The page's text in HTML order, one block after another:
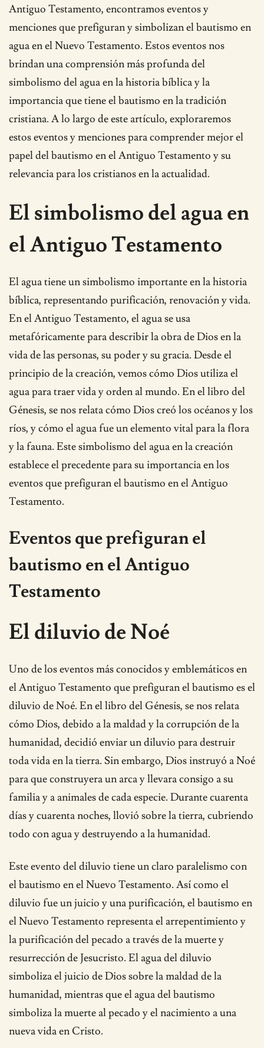
Antiguo Testamento, encontramos eventos y
menciones que prefiguran y simbolizan el bautismo en
agua en el Nuevo Testamento. Estos eventos nos
brindan una comprensión más profunda del
simbolismo del agua en la historia bíblica y la
importancia que tiene el bautismo en la tradición
cristiana. A lo largo de este artículo, exploraremos
estos eventos y menciones para comprender mejor el
papel del bautismo en el Antiguo Testamento y su
relevancia para los cristianos en la actualidad.
El simbolismo del agua en
el Antiguo Testamento
El agua tiene un simbolismo importante en la historia
bíblica, representando purificación, renovación y vida.
En el Antiguo Testamento, el agua se usa
metafóricamente para describir la obra de Dios en la
vida de las personas, su poder y su gracia. Desde el
principio de la creación, vemos cómo Dios utiliza el
agua para traer vida y orden al mundo. En el libro del
Génesis, se nos relata cómo Dios creó los océanos y los
ríos, y cómo el agua fue un elemento vital para la flora
y la fauna. Este simbolismo del agua en la creación
establece el precedente para su importancia en los
eventos que prefiguran el bautismo en el Antiguo
Testamento.
Eventos que prefiguran el
bautismo en el Antiguo
Testamento
El diluvio de Noé
Uno de los eventos más conocidos y emblemáticos en
el Antiguo Testamento que prefiguran el bautismo es el
diluvio de Noé. En el libro del Génesis, se nos relata
cómo Dios, debido a la maldad y la corrupción de la
humanidad, decidió enviar un diluvio para destruir
toda vida en la tierra. Sin embargo, Dios instruyó a Noé
para que construyera un arca y llevara consigo a su
familia y a animales de cada especie. Durante cuarenta
días y cuarenta noches, llovió sobre la tierra, cubriendo
todo con agua y destruyendo a la humanidad.
Este evento del diluvio tiene un claro paralelismo con
el bautismo en el Nuevo Testamento. Así como el
diluvio fue un juicio y una purificación, el bautismo en
el Nuevo Testamento representa el arrepentimiento y
la purificación del pecado a través de la muerte y
resurrección de Jesucristo. El agua del diluvio
simboliza el juicio de Dios sobre la maldad de la
humanidad, mientras que el agua del bautismo
simboliza la muerte al pecado y el nacimiento a una
nueva vida en Cristo.